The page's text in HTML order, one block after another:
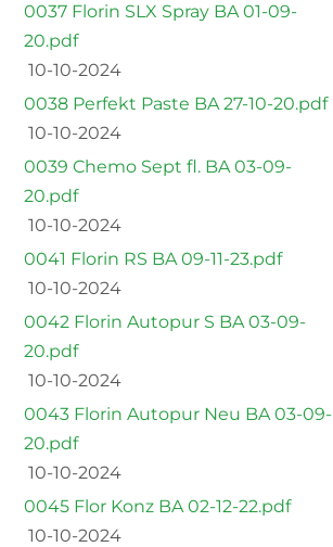
0037 Florin SLX Spray BA 01-09-
20.pdf
10-10-2024
0038 Perfekt Paste BA 27-10-20.pdf
10-10-2024
0039 Chemo Sept fl. BA 03-09-
20.pdf
10-10-2024
0041 Florin RS BA 09-11-23.pdf
10-10-2024
0042 Florin Autopur S BA 03-09-
20.pdf
10-10-2024
0043 Florin Autopur Neu BA 03-09-
20.pdf
10-10-2024
0045 Flor Konz BA 02-12-22.pdf
10-10-2024